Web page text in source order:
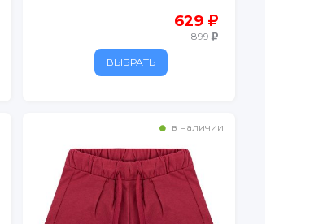
629
899
ВЫБРАТЬ
в наличии